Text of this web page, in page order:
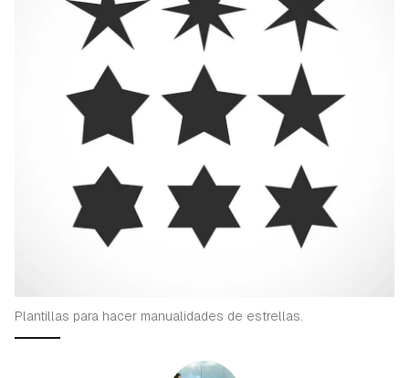
Plantillas para hacer manualidades de estrellas.